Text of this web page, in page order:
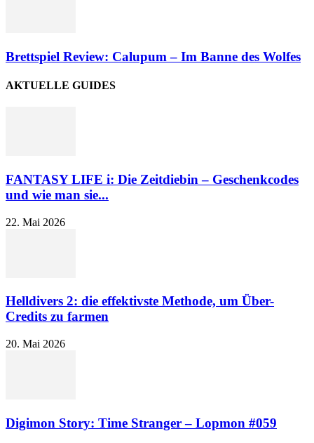
Brettspiel Review: Calupum – Im Banne des Wolfes
AKTUELLE GUIDES
FANTASY LIFE i: Die Zeitdiebin – Geschenkcodes
und wie man sie...
22. Mai 2026
Helldivers 2: die effektivste Methode, um Über-
Credits zu farmen
20. Mai 2026
Digimon Story: Time Stranger – Lopmon #059